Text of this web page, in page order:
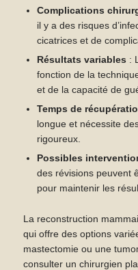
Complications
il y a des risques
cicatrices et de
Résultats variables :
fonction de la
et de la capacité de
Temps de
longue et nécessite
rigoureux.
Possibles
des révisions peuvent
pour maintenir les
La reconstruction
qui offre des options
mastectomie ou une
consulter un chirurgien